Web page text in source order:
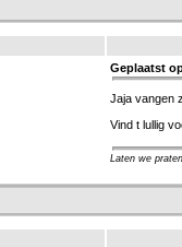
Geplaatst
Jaja vangen
Vind t lullig
Laten we